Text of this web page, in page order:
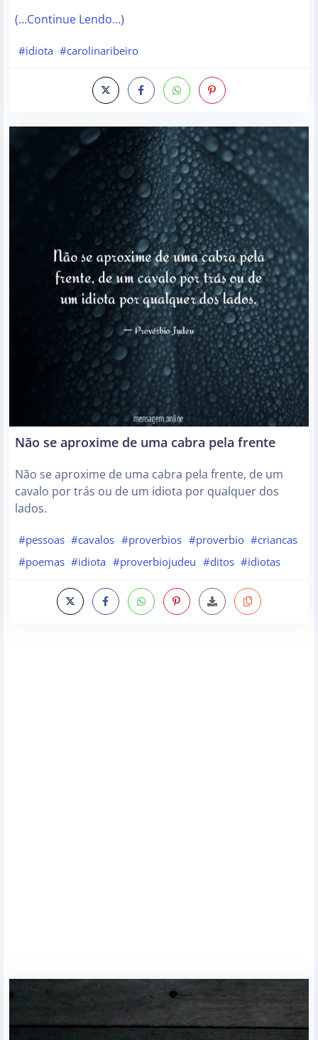
(…Continue Lendo…)
#idiota #carolinaribeiro
Não se aproxime de uma cabra pela frente
Não se aproxime de uma cabra pela frente, de um
cavalo por trás ou de um idiota por qualquer dos
lados.
#pessoas #cavalos #proverbios #proverbio #criancas
#poemas #idiota #proverbiojudeu #ditos #idiotas